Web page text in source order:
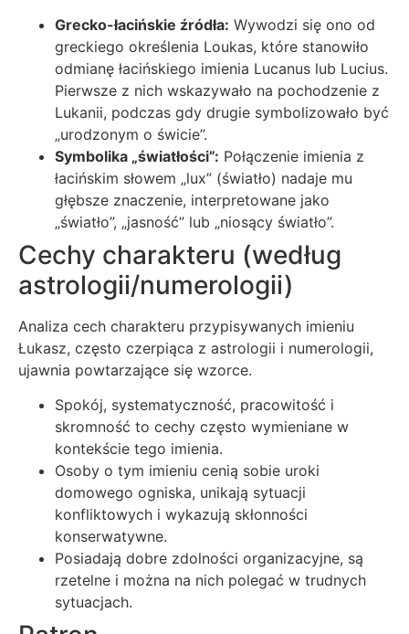
Grecko-łacińskie źródła: Wywodzi się ono od
greckiego określenia Loukas, które stanowiło
odmianę łacińskiego imienia Lucanus lub Lucius.
Pierwsze z nich wskazywało na pochodzenie z
Lukanii, podczas gdy drugie symbolizowało być
„urodzonym o świcie”.
Symbolika „światłości”: Połączenie imienia z
łacińskim słowem „lux” (światło) nadaje mu
głębsze znaczenie, interpretowane jako
„światło”, „jasność” lub „niosący światło”.
Cechy charakteru (według
astrologii/numerologii)
Analiza cech charakteru przypisywanych imieniu
Łukasz, często czerpiąca z astrologii i numerologii,
ujawnia powtarzające się wzorce.
Spokój, systematyczność, pracowitość i
skromność to cechy często wymieniane w
kontekście tego imienia.
Osoby o tym imieniu cenią sobie uroki
domowego ogniska, unikają sytuacji
konfliktowych i wykazują skłonności
konserwatywne.
Posiadają dobre zdolności organizacyjne, są
rzetelne i można na nich polegać w trudnych
sytuacjach.